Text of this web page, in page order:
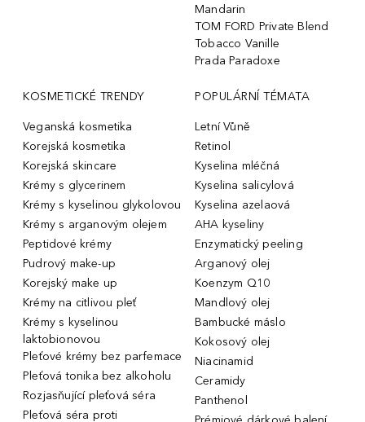
Mandarin
TOM FORD Private Blend
Tobacco Vanille
Prada Paradoxe
KOSMETICKÉ TRENDY
Veganská kosmetika
Korejská kosmetika
Korejská skincare
Krémy s glycerinem
Krémy s kyselinou glykolovou
Krémy s arganovým olejem
Peptidové krémy
Pudrový make-up
Korejský make up
Krémy na citlivou pleť
Krémy s kyselinou
laktobionovou
Pleťové krémy bez parfemace
Pleťová tonika bez alkoholu
Rozjasňující pleťová séra
Pleťová séra proti
POPULÁRNÍ TÉMATA
Letní Vůně
Retinol
Kyselina mléčná
Kyselina salicylová
Kyselina azelaová
AHA kyseliny
Enzymatický peeling
Arganový olej
Koenzym Q10
Mandlový olej
Bambucké máslo
Kokosový olej
Niacinamid
Ceramidy
Panthenol